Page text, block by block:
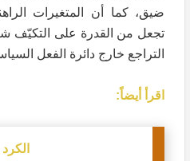
ضيق، كما أن المتغيرات
تجعل من القدرة على التكيّف
التراجع خارج دائرة الفعل
اقرأ أيضاً: